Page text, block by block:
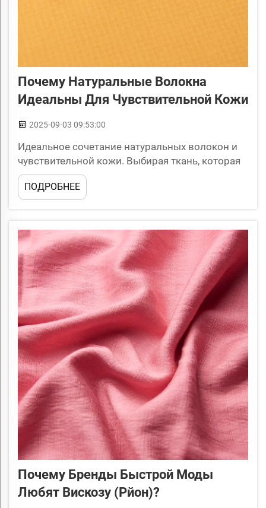
Почему Натуральные Волокна
Идеальны Для Чувствительной Кожи
2025-09-03 09:53:00
Идеальное сочетание натуральных волокон и
чувствительной кожи. Выбирая ткань, которая
соприкасается с телом, важно учитывать ее
свойства, поскольку от этого зависит комфорт
и предотвращение раздражения. Натуральные
ПОДРОБНЕЕ
Почему Бренды Быстрой Моды
Любят Вискозу (рйон)?